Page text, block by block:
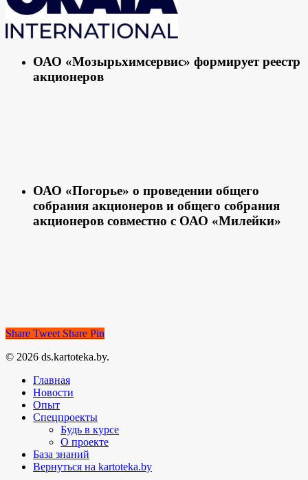
ОАО «Мозырьхимсервис» формирует реестр
акционеров
ОАО «Погорье» о проведении общего
собрания акционеров и общего собрания
акционеров совместно с ОАО «Милейки»
Share Tweet Share Pin
© 2026 ds.kartoteka.by.
Главная
Новости
Опыт
Спецпроекты
Будь в курсе
О проекте
База знаний
Вернуться на kartoteka.by